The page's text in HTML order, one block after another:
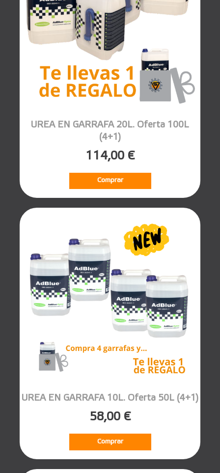
UREA EN GARRAFA 20L. Oferta 100L
(4+1)
114,00 €
Comprar
UREA EN GARRAFA 10L. Oferta 50L (4+1)
58,00 €
Comprar